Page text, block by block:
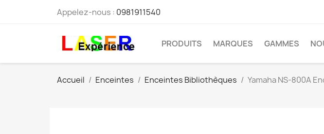
Appelez-nous : 0981911540
PRODUITS MARQUES GAMMES
Accueil Enceintes Enceintes Bibliothèques Yamaha NS-800A